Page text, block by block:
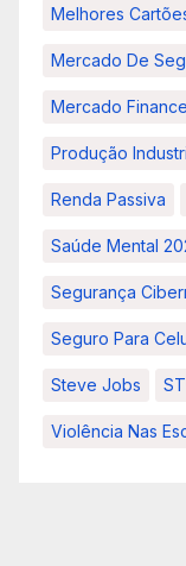
Melhores
Mercado De
Mercado
Produção
Renda Passiva
Saúde Mental
Segurança
Seguro Para
Steve Jobs
Violência Nas